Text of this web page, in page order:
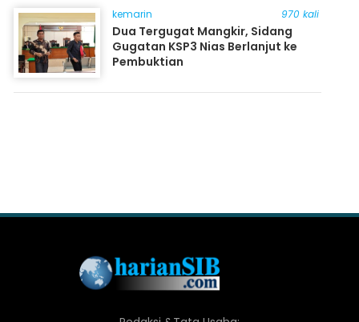
kemarin 970 kali
Dua Tergugat Mangkir, Sidang
Gugatan KSP3 Nias Berlanjut ke
Pembuktian